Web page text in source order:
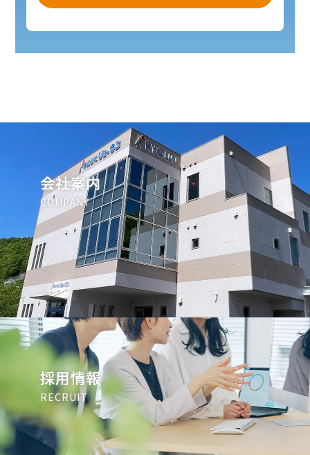
会社案内
COMPANY
採用情報
RECRUIT